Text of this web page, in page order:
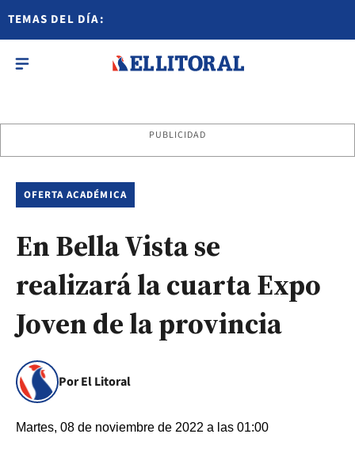
TEMAS DEL DÍA:
PUBLICIDAD
OFERTA ACADÉMICA
En Bella Vista se
realizará la cuarta Expo
Joven de la provincia
Por El Litoral
Martes, 08 de noviembre de 2022 a las 01:00